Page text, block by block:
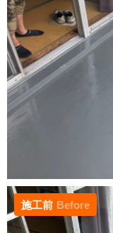
施工前 Before